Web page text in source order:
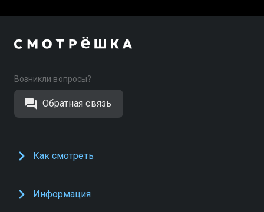
Возникли вопросы?
Обратная связь
Как смотреть
Информация